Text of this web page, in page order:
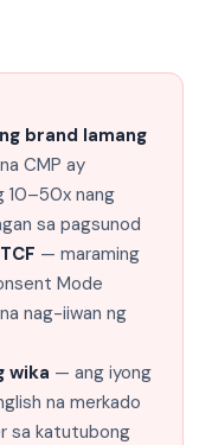
brand lamang
CMP ay
10–50x nang
sa pagsunod
— maraming
Mode
nag-iiwan ng
wika — ang iyong
na merkado
sa katutubong